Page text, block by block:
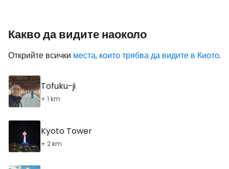
Какво да видите наоколо
Открийте всички места, които трябва да видите в Киото.
Tofuku-ji
+ 1 km
Kyoto Tower
+ 2 km